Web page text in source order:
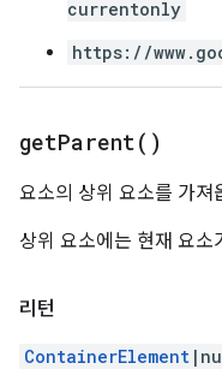
currentonly
https://
getParent( )
요소의 상위 요소를 가져
상위 요소에는 현재 요소
리턴
ContainerElement